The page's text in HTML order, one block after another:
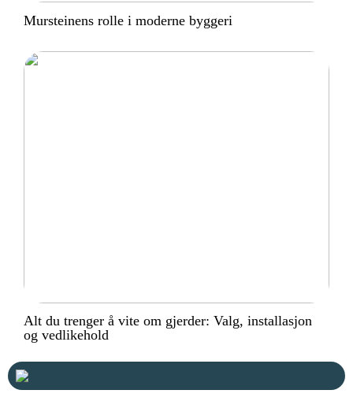
Mursteinens rolle i moderne byggeri
Alt du trenger å vite om gjerder: Valg, installasjon
og vedlikehold